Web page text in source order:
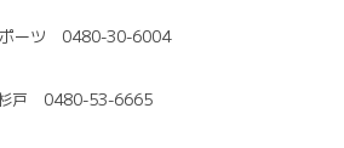
ポーツ 0480-30-6004
戸 0480-53-6665